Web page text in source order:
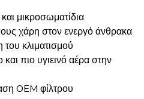
μικροσωματίδια
χάρη στον ενεργό άνθρακα
κλιματισμού
πιο υγιεινό αέρα στην
OEM φίλτρου